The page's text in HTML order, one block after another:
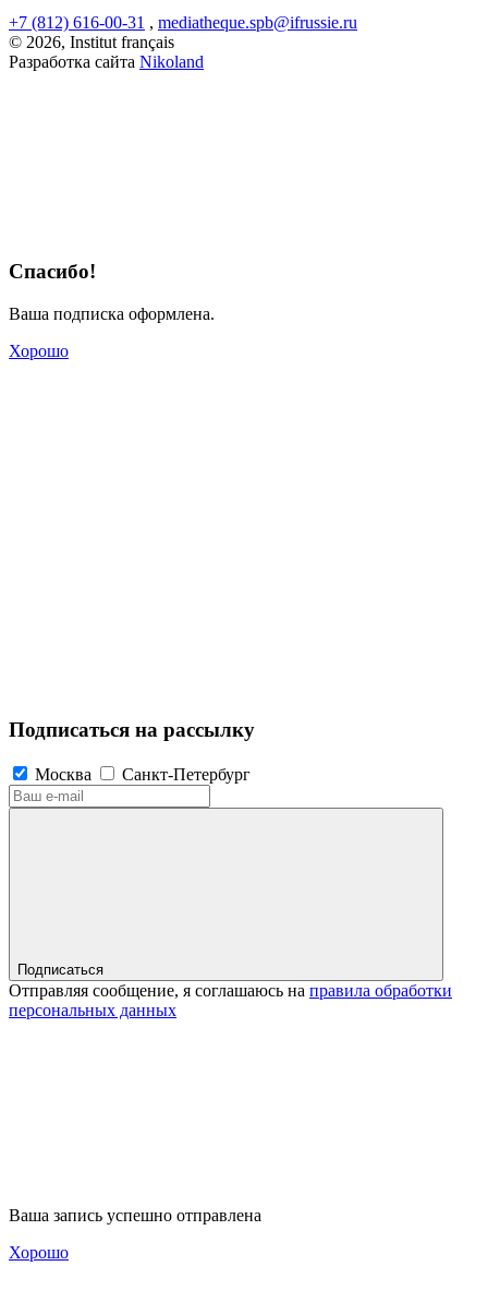
+7 (812) 616-00-31 , mediatheque.spb@ifrussie.ru
© 2026, Institut français
Разработка сайта Nikoland
Спасибо!
Ваша подписка оформлена.
Хорошо
Подписаться на рассылку
Москва Санкт-Петербург
Подписаться
Отправляя сообщение, я соглашаюсь на правила обработки
персональных данных
Ваша запись успешно отправлена
Хорошо